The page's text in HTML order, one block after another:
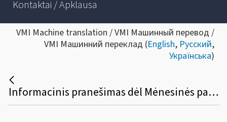
Kontaktai / Apklausa
VMI Machine translation / VMI Машинный перевод /
VMI Машинний переклад (English, Русский,
Українська)
Informacinis pranešimas dėl Mėnesinės pajamų mokesčio deklaracijos GPM313 formos taisyklių pakeitimo